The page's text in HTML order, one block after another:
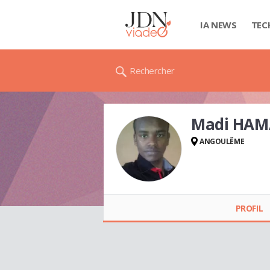
IA NEWS
Rechercher
Madi
ANGOULÊME
PROFIL